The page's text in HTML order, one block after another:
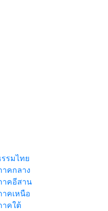
รมไทย
คกลาง
าคอีสาน
คเหนือ
าคใต้